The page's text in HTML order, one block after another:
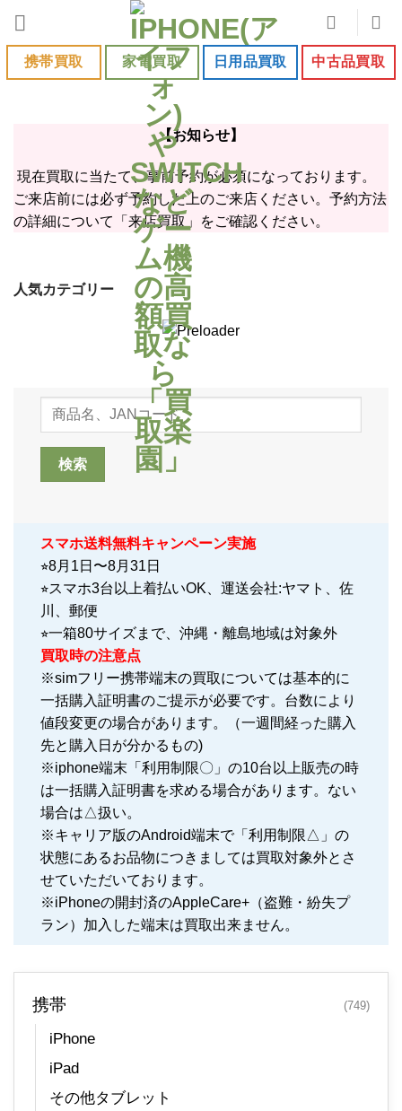
content携帯買取 家電買取 日用品買取 中古品買取
【お知らせ】
現在買取に当たて、事前予約が必須になっております。
ご来店前には必ず予約した上のご来店ください。予約方法
の詳細について「来店買取」をご確認ください。
人気カテゴリー
iPhone17
ProMax
iPhone17
スマホ送料無料キャンペーン実施
⭐︎8月1日〜8月31日
⭐︎スマホ3台以上着払いOK、運送会社:ヤマト、佐
川、郵便
⭐︎一箱80サイズまで、沖縄・離島地域は対象外
買取時の注意点
※simフリー携帯端末の買取については基本的に
一括購入証明書のご提示が必要です。台数により
値段変更の場合があります。（一週間経った購入
先と購入日が分かるもの)
※iphone端末「利用制限〇」の10台以上販売の時
は一括購入証明書を求める場合があります。ない
場合は△扱い。
※キャリア版のAndroid端末で「利用制限△」の
状態にあるお品物につきましては買取対象外とさ
せていただいております。
※iPhoneの開封済のAppleCare+（盗難・紛失プ
ラン）加入した端末は買取出来ません。
携帯 (749)
iPhone
iPad
その他タブレット